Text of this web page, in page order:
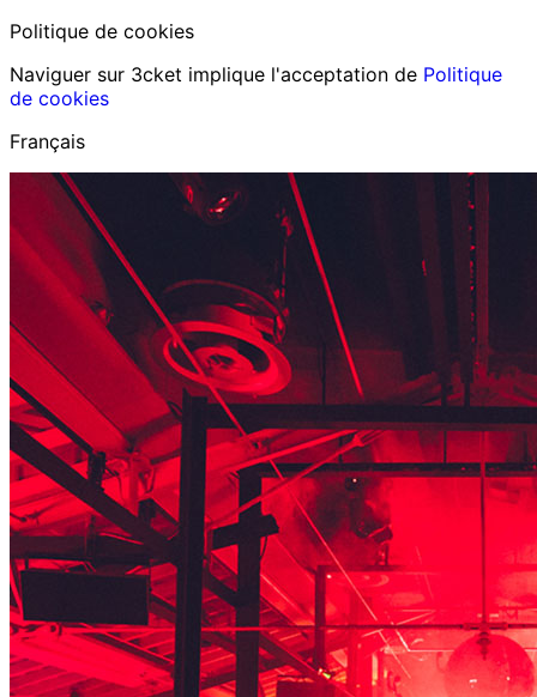
Politique de cookies
Naviguer sur 3cket implique l'acceptation de Politique
de cookies
Français